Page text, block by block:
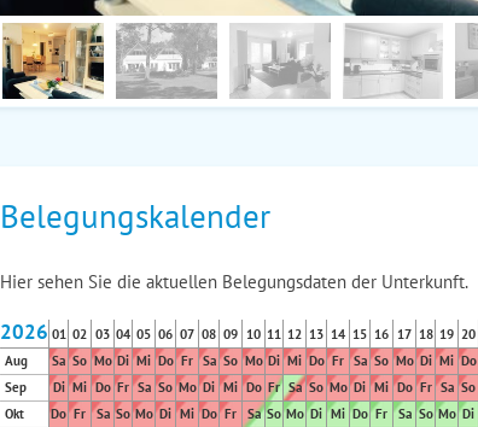
Belegungskalender
Hier sehen Sie die aktuellen Belegungsdaten der Unterkunft.
2026 01 02 03 04 05 06 07 08 09 10 11 12 13 14 15 16 17 18 19 20
Aug
Sa So Mo Di Mi Do Fr Sa So Mo Di Mi Do Fr Sa So Mo Di Mi Do
Sep
Di Mi Do Fr Sa So Mo Di Mi Do Fr Sa So Mo Di Mi Do Fr Sa So
Okt
Do Fr Sa So Mo Di Mi Do Fr Sa So Mo Di Mi Do Fr Sa So Mo Di